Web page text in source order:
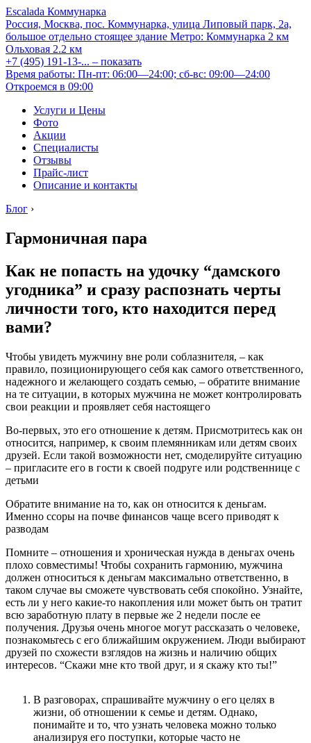
Escalada Коммунарка
Россия, Москва, пос. Коммунарка, улица Липовый парк, 2а,
большое отдельно стоящее здание Метро: Коммунарка 2 км
Ольховая 2.2 км
+7 (495) 191-13-... – показать
Время работы: Пн-пт: 06:00—24:00; сб-вс: 09:00—24:00
Откроемся в 09:00
Услуги и Цены
Фото
Акции
Специалисты
Отзывы
Прайс-лист
Описание и контакты
Блог ›
Гармоничная пара
Как не попасть на удочку “дамского
угодника” и сразу распознать черты
личности того, кто находится перед
вами?
Чтобы увидеть мужчину вне роли соблазнителя, – как
правило, позиционирующего себя как самого ответственного,
надежного и желающего создать семью, – обратите внимание
на те ситуации, в которых мужчина не может контролировать
свои реакции и проявляет себя настоящего
Во-первых, это его отношение к детям. Присмотритесь как он
относится, например, к своим племянникам или детям своих
друзей. Если такой возможности нет, смоделируйте ситуацию
– пригласите его в гости к своей подруге или родственнице с
детьми
Обратите внимание на то, как он относится к деньгам.
Именно ссоры на почве финансов чаще всего приводят к
разводам
Помните – отношения и хроническая нужда в деньгах очень
плохо совместимы! Чтобы сохранить гармонию, мужчина
должен относиться к деньгам максимально ответственно, в
таком случае вы сможете чувствовать себя спокойно. Узнайте,
есть ли у него какие-то накопления или может быть он тратит
всю заработную плату в первые же 2 недели после ее
получения. Друзья очень многое могут рассказать о человеке,
познакомьтесь с его ближайшим окружением. Люди выбирают
друзей по схожести взглядов на жизнь и наличию общих
интересов. “Скажи мне кто твой друг, и я скажу кто ты!”
В разговорах, спрашивайте мужчину о его целях в
жизни, об отношении к семье и детям. Однако,
понимайте и то, что узнать человека можно только
анализируя его поступки, которые часто не